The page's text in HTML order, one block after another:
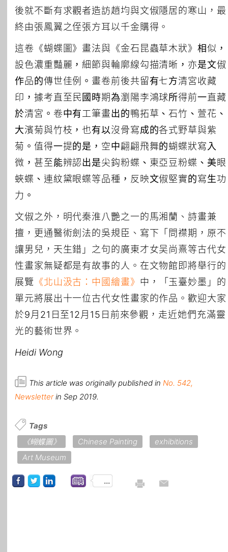
後就不斷有求觀者造訪趙均與文俶隱居的寒山，最
終由張鳳翼之侄張方耳以千金購得。
這卷《蝴蝶圖》畫法與《金石昆蟲草木狀》相似，
設色濃重豔麗，細節與輪廓線勾描清晰，亦是文俶
作品的傳世佳例。畫卷前後共留有七方清宮收藏
印，據考直至民國時期為瀏陽李鴻球所得前一直藏
於清宮。卷中有工筆畫出的鴨拓草、石竹、萱花、
大濱菊與竹枝，也有以沒骨寫成的各式野草與紫
菊。值得一提的是，空中翩翩飛舞的蝴蝶狀寫入
微，甚至能辨認出是尖鈎粉蝶、東亞豆粉蝶、美眼
蛺蝶、連紋黛眼蝶等品種，反映文俶堅實的寫生功
力。
文俶之外，明代秦淮八艷之一的馬湘蘭、詩畫兼
擅，更通醫術劍法的吳規臣、寫下「問襟期，原不
讓男兒，天生錯」之句的廣東才女吴尚熹等古代女
性畫家無疑都是有故事的人。在文物館即將舉行的
展覽 《北山汲古：中國繪畫》 中，「玉臺妙墨」的
單元將展出十一位古代女性畫家的作品。歡迎大家
於9月21日至12月15日前來參觀，走近她們充滿靈
光的藝術世界。
Heidi Wong
This article was originally published in No. 542,
Newsletterin Sep 2019.
Tags
《蝴蝶圖》
Chinese Painting
exhibitions
Art Museum
...